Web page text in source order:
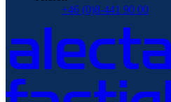
+46 (0)8-441 90 00